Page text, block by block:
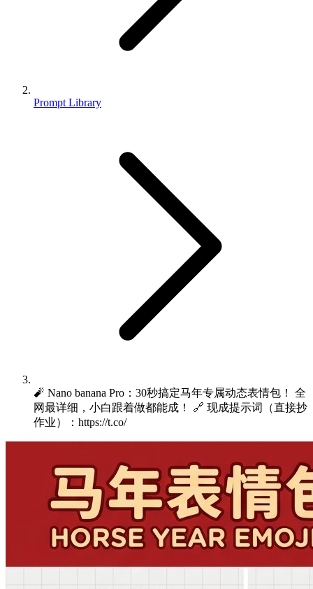
Prompt Library
🧨 Nano banana Pro：30秒搞定马年专属动态表情包！ 全
网最详细，小白跟着做都能成！ 🔗 现成提示词（直接抄
作业）：https://t.co/